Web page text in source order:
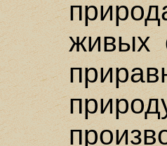
живых